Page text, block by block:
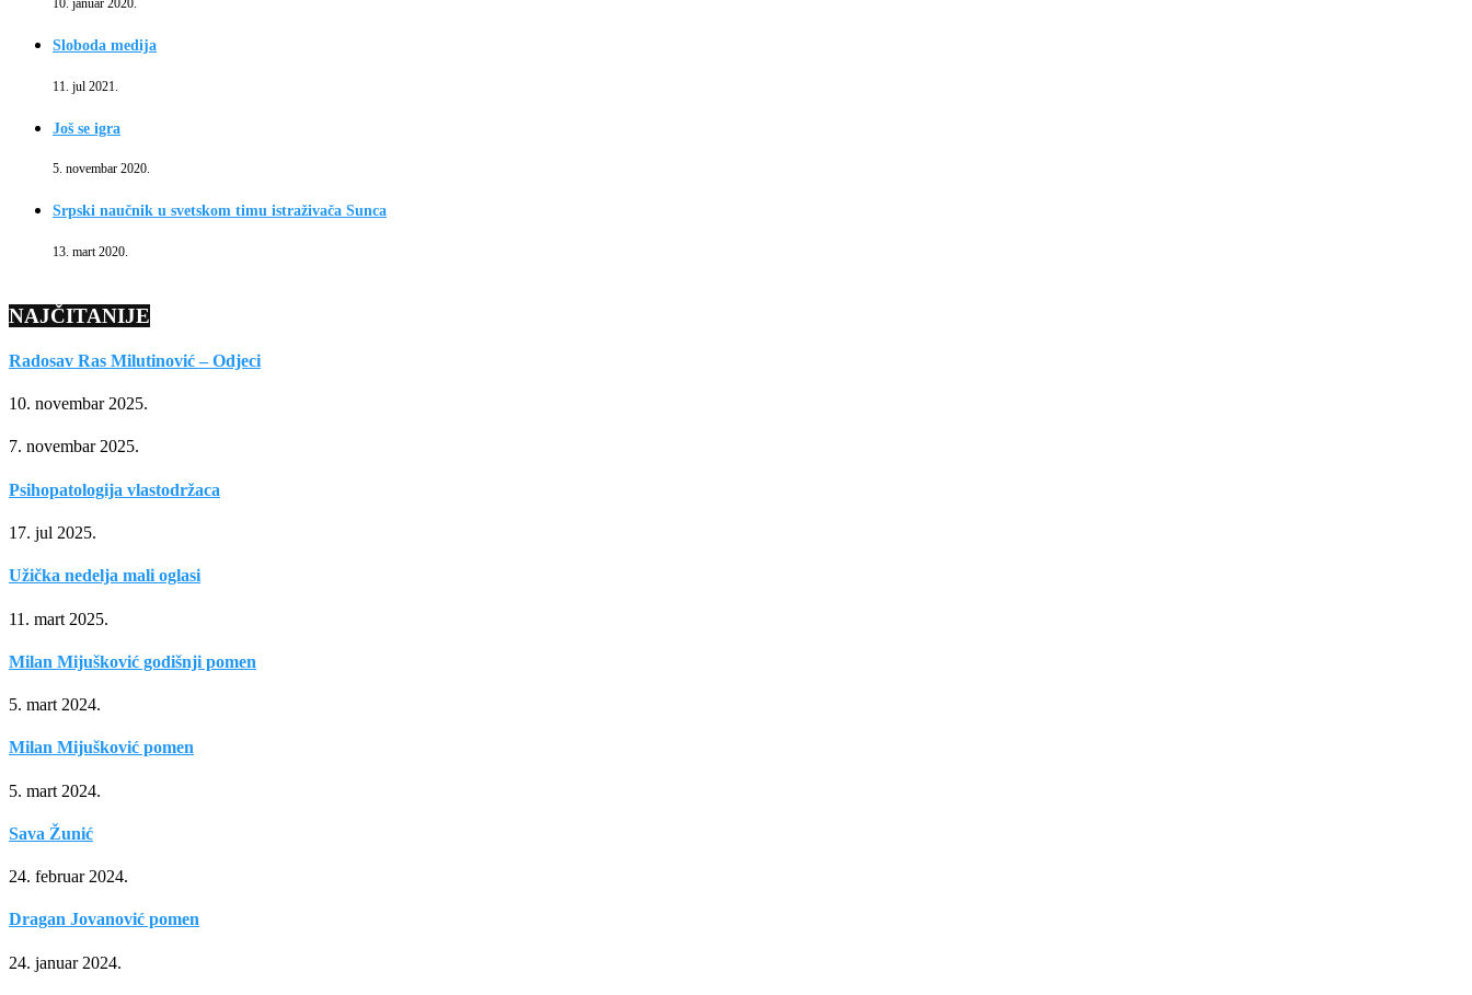
10. januar 2020.
Sloboda medija
11. jul 2021.
Još se igra
5. novembar 2020.
Srpski naučnik u svetskom timu istraživača Sunca
13. mart 2020.
NAJČITANIJE
Radosav Ras Milutinović – Odjeci
10. novembar 2025.
7. novembar 2025.
Psihopatologija vlastodržaca
17. jul 2025.
Užička nedelja mali oglasi
11. mart 2025.
Milan Mijušković godišnji pomen
5. mart 2024.
Milan Mijušković pomen
5. mart 2024.
Sava Žunić
24. februar 2024.
Dragan Jovanović pomen
24. januar 2024.